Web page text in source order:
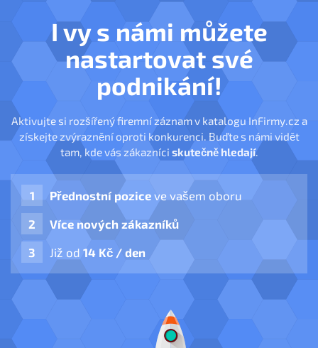
I vy s námi můžete
nastartovat své
podnikání!
Aktivujte si rozšířený firemní záznam v katalogu InFirmy.cz a
získejte zvýraznění oproti konkurenci. Buďte s námi vidět
tam, kde vás zákazníci skutečně hledají.
Přednostní pozice ve vašem oboru
Více nových zákazníků
Již od 14 Kč / den